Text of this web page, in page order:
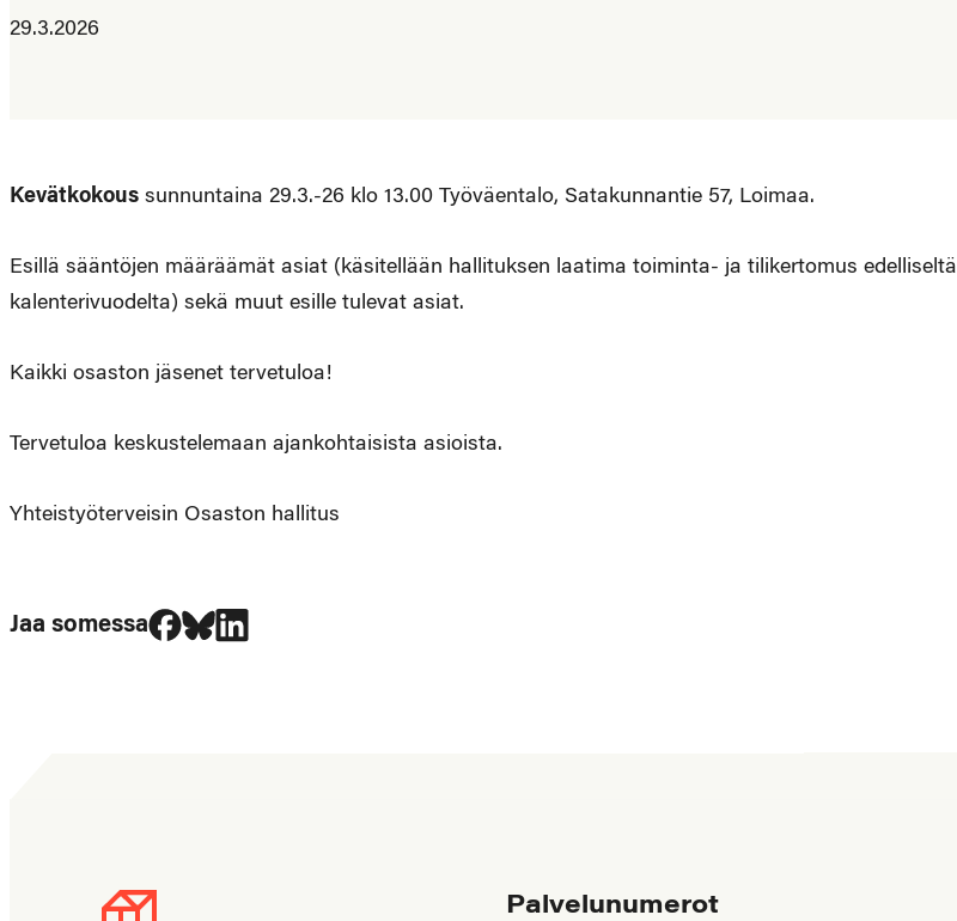
29.3.2026
Kevätkokous sunnuntaina 29.3.-26 klo 13.00 Työväentalo, Satakunnantie 57, Loimaa.
Esillä sääntöjen määräämät asiat (käsitellään hallituksen laatima toiminta- ja tilikertomus edelliseltä
kalenterivuodelta) sekä muut esille tulevat asiat.
Kaikki osaston jäsenet tervetuloa!
Tervetuloa keskustelemaan ajankohtaisista asioista.
Yhteistyöterveisin Osaston hallitus
Jaa somessa
Jaa Facebookissa
Jaa Blueskyssa
Jaa LinkedIn:ssä
Palvelunumerot